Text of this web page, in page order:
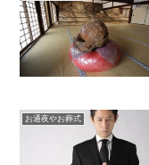
お通夜やお葬式